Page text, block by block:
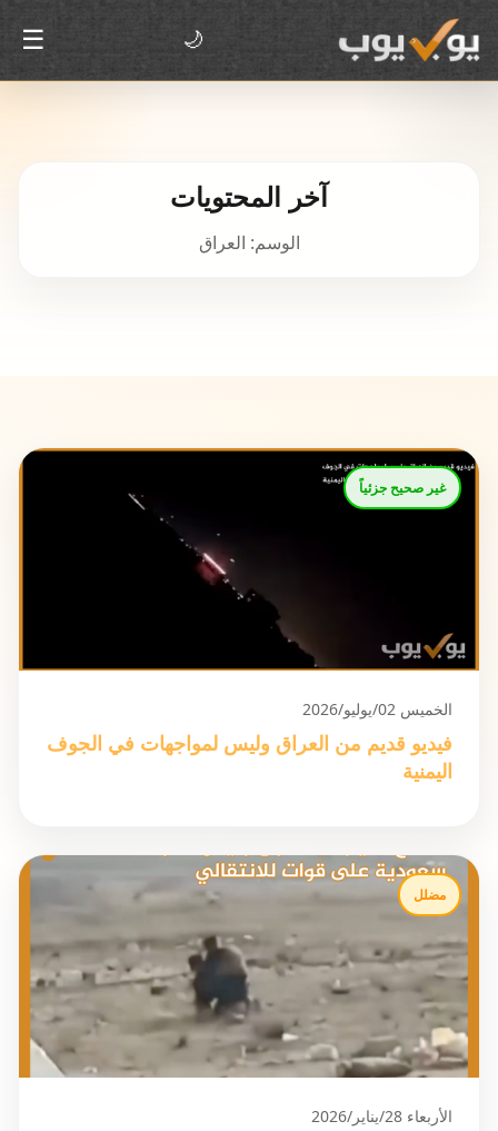
🌙
☰
آخر المحتويات
الوسم: العراق
غير صحيح جزئياً
الخميس 02/يوليو/2026
فيديو قديم من العراق وليس لمواجهات في الجوف
اليمنية
مضلل
الأربعاء 28/يناير/2026